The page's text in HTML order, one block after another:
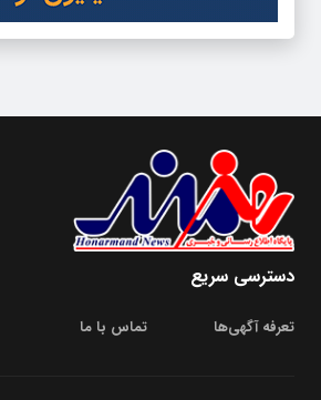
دسترسی سریع
تعرفه آگهی‌ها تماس با ما